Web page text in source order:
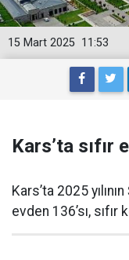
11:53
15 Mart 2025
Kars’ta sıfır
Kars’ta 2025
evden 136’sı,